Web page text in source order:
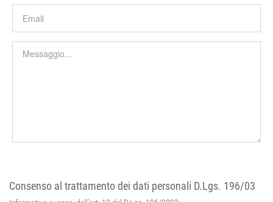
Consenso al trattamento dei dati personali D.Lgs. 196/03